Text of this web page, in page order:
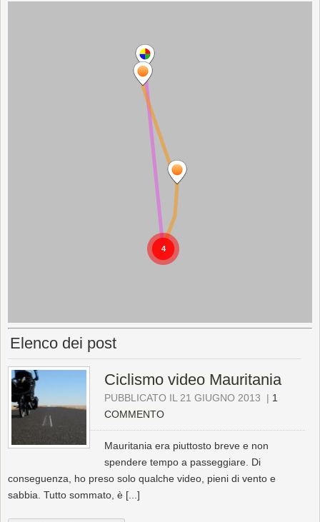
Elenco dei post
Ciclismo video Mauritania
PUBBLICATO IL 21 GIUGNO 2013 | 1
COMMENTO
Mauritania era piuttosto breve e non
spendere tempo a passeggiare. Di
conseguenza, ho preso solo qualche video, pieni di vento e
sabbia. Tutto sommato, è [...]